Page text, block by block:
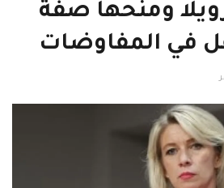
ومنحها صفة
في المفاوضات